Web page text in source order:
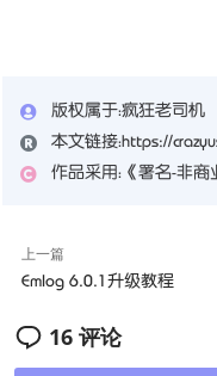
版权属于：疯狂老司机
本文链接：https://
作品采用： 《署名-非商业
上一篇
Emlog 6.0.1升级教程
16 评论